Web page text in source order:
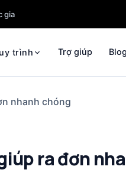
gia
trình Trợ giúp Blog
nhanh chóng
ra đơn